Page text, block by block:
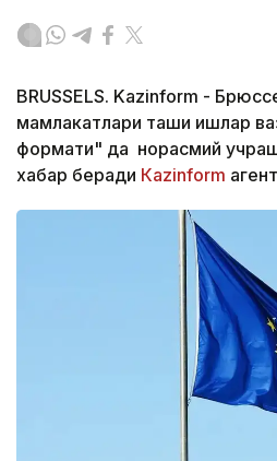
BRUSSELS. Kazinform -
мамлакатлари ташқи ишлар
формати" да норасмий
хабар беради Кazinform